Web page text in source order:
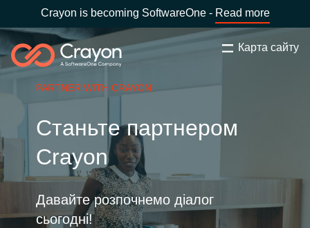
Crayon is becoming SoftwareOne - Read more
Карта сайту
ОБЕРІТЬ МОВУ
Global site
Africa
Пошук Закрити
Наша експертиза
Технологічні партнери
Центр ресурсів
Оберіть країну:Ukraine
PARTNER WITH CRAYON
Станьте партнером
Crayon
Давайте розпочнемо діалог
сьогодні!